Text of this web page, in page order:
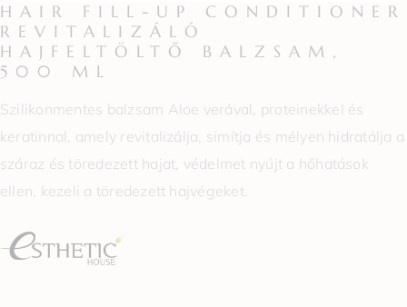
HAIR FILL-UP CONDITIONER
REVITALIZÁLÓ
HAJFELTÖLTŐ BALZSAM,
500 ML
Szilikonmentes balzsam Aloe verával, proteinekkel és
keratinnal, amely revitalizálja, simítja és mélyen hidratálja a
száraz és töredezett hajat, védelmet nyújt a hőhatások
ellen, kezeli a töredezett hajvégeket.